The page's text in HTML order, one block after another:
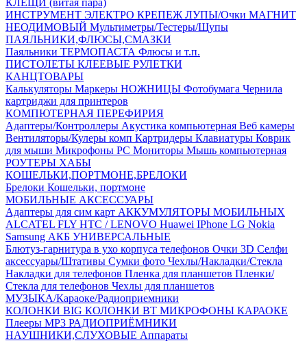
КЛЕЩИ (витая пара)
ИНСТРУМЕНТ ЭЛЕКТРО КРЕПЕЖ ЛУПЫ/Очки МАГНИТ
НЕОДИМОВЫЙ Мультиметры/Тестеры/Щупы
ПАЯЛЬНИКИ,ФЛЮСЫ,СМАЗКИ
Паяльники ТЕРМОПАСТА Флюсы и т.п.
ПИСТОЛЕТЫ КЛЕЕВЫЕ РУЛЕТКИ
КАНЦТОВАРЫ
Калькуляторы Маркеры НОЖНИЦЫ Фотобумага Чернила
картриджи для принтеров
КОМПЮТЕРНАЯ ПЕРЕФИРИЯ
Адаптеры/Контроллеры Акустика компьютерная Веб камеры
Вентиляторы/Кулеры комп Картридеры Клавиатуры Коврик
для мыши Микрофоны PC Мониторы Мышь компьютерная
РОУТЕРЫ ХАБЫ
КОШЕЛЬКИ,ПОРТМОНЕ,БРЕЛОКИ
Брелоки Кошельки, портмоне
МОБИЛЬНЫЕ АКСЕССУАРЫ
Адаптеры для сим карт АККУМУЛЯТОРЫ МОБИЛЬНЫХ
ALCATEL FLY HTC / LENOVO Huawei IPhone LG Nokia
Samsung АКБ УНИВЕРСАЛЬНЫЕ
Блютуз-гарнитура в ухо корпуса телефонов Очки 3D Селфи
аксессуары/Штативы Сумки фото Чехлы/Накладки/Стекла
Накладки для телефонов Пленка для планшетов Пленки/
Стекла для телефонов Чехлы для планшетов
МУЗЫКА/Караоке/Радиоприемники
КОЛОНКИ BIG КОЛОНКИ BT МИКРОФОНЫ КАРАОКЕ
Плееры MP3 РАДИОПРИЁМНИКИ
НАУШНИКИ,СЛУХОВЫЕ Аппараты